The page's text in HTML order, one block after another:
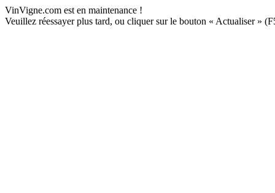
VinVigne.com est en maintenance !
Veuillez réessayer plus tard, ou cliquer sur le bouton « Actualiser »